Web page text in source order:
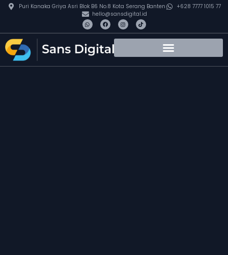
Puri Kanaka Griya Asri Blok B6 No.8 Kota Serang Banten
+628 7777 1015 77
hello@sansdigital.id